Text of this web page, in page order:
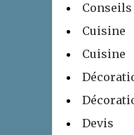
Conseils
Cuisine
Cuisine
Devis